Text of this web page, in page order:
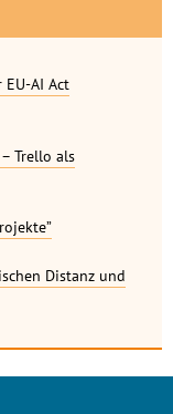
EU-AI Act
Trello als
Distanz und